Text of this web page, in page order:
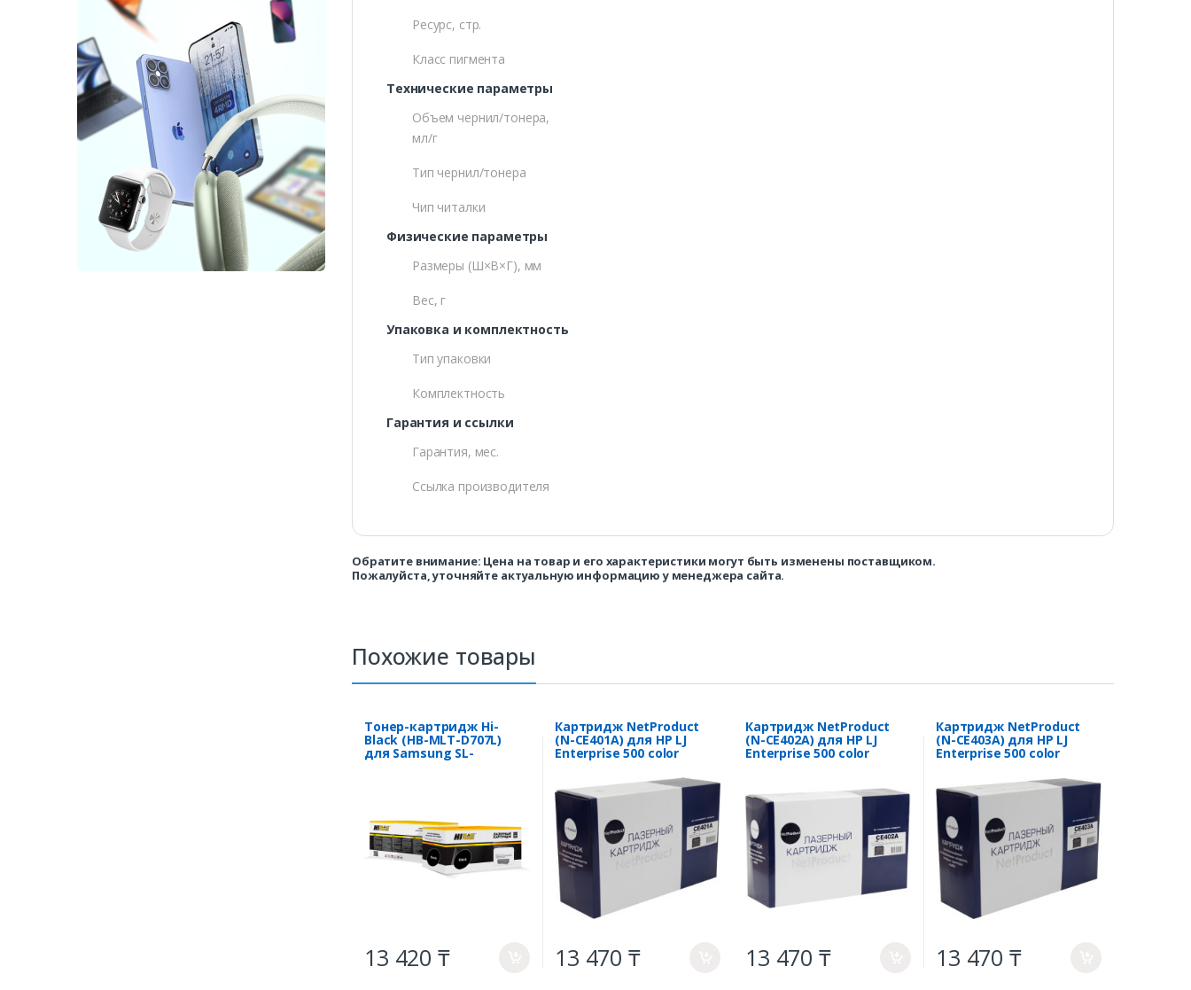
Ресурс, стр.
Класс пигмента
Технические параметры
Объем чернил/тонера,
мл/г
Тип чернил/тонера
Чип читалки
Физические параметры
Размеры (Ш×В×Г), мм
Вес, г
Упаковка и комплектность
Тип упаковки
Комплектность
Гарантия и ссылки
Гарантия, мес.
Ссылка производителя
Обратите внимание: Цена на товар и его характеристики могут быть изменены поставщиком.
Пожалуйста, уточняйте актуальную информацию у менеджера сайта.
Похожие товары
Тонер-картридж Hi-
Black (HB-MLT-D707L)
для Samsung SL-
K2200/K2200ND, 10K
13 420 ₸
Картридж NetProduct
(N-CE401A) для HP LJ
Enterprise 500 color
M551n/M575dn, C, 6K
13 470 ₸
Картридж NetProduct
(N-CE402A) для HP LJ
Enterprise 500 color
M551n/M575dn, Y, 6K
13 470 ₸
Картридж NetProduct
(N-CE403A) для HP LJ
Enterprise 500 color
M551n/M575dn, M, 6K
13 470 ₸